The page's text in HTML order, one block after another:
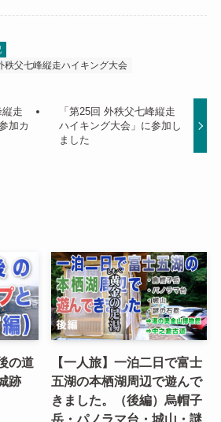
秩父七峰縦走ハイキング大会
縦走
加カ
「第25回 外秩父七峰縦走
ハイキング大会」に参加し
ました
の道
跡
【一人旅】一泊二日で富士
五湖の本栖湖周辺で遊んで
きました。（後編）烏帽子
岳・パノラマ台・城山・謎